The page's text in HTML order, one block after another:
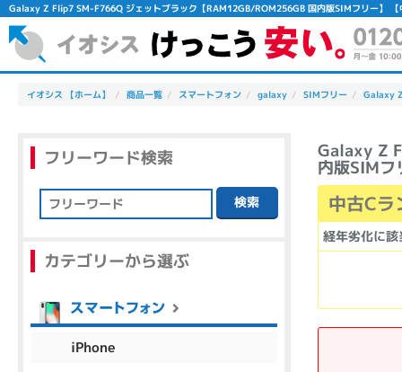
Galaxy Z Flip7 SM-F766Q ジェットブラック【RAM12GB/ROM256GB 国内版SIMフリー】 【
イオシス 【ホーム】 商品一覧 スマートフォン galaxy SIMフリー Galaxy
Galaxy Z
内版SIMフ
中古Cラ
経年劣化に該
フリーワード検索
検索
カテゴリーから選ぶ
iPhone
除外ワード
人気の検索ワード：Let's note EliteBook